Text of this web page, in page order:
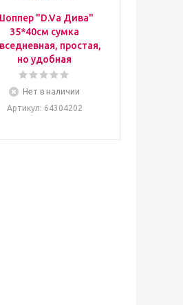
"D.Va Дива"
35*40см сумка
простая,
но удобная
Нет в наличии
Артикул: 64304202